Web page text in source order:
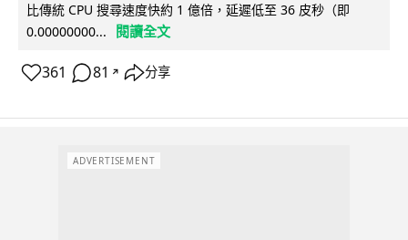
比傳統 CPU 搜尋速度快約 1 億倍，延遲低至 36 皮秒（即
0.00000000...
閱讀全文
361 81 ↗ 分享
ADVERTISEMENT